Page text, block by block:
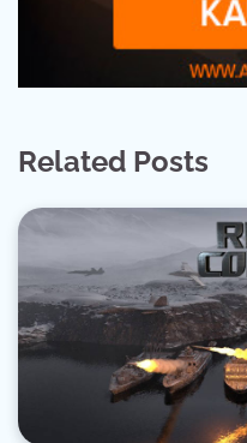
Related Posts